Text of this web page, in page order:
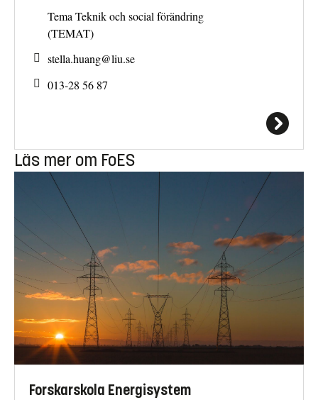
Tema Teknik och social förändring
(TEMAT)
stella.huang@liu.se
013-28 56 87
Läs mer om FoES
Forskarskola Energisystem